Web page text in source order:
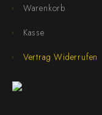
Warenkorb
Kasse
Vertrag Widerrufen